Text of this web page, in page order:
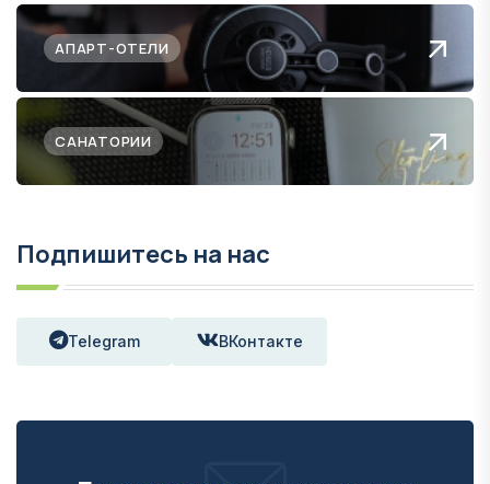
АПАРТ-ОТЕЛИ
САНАТОРИИ
Подпишитесь на нас
Telegram ВКонтакте